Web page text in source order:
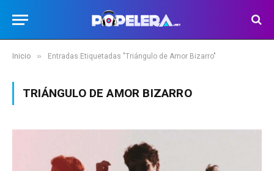
Inicio » Entradas Etiquetadas "Triángulo de Amor Bizarro"
TRIÁNGULO DE AMOR BIZARRO